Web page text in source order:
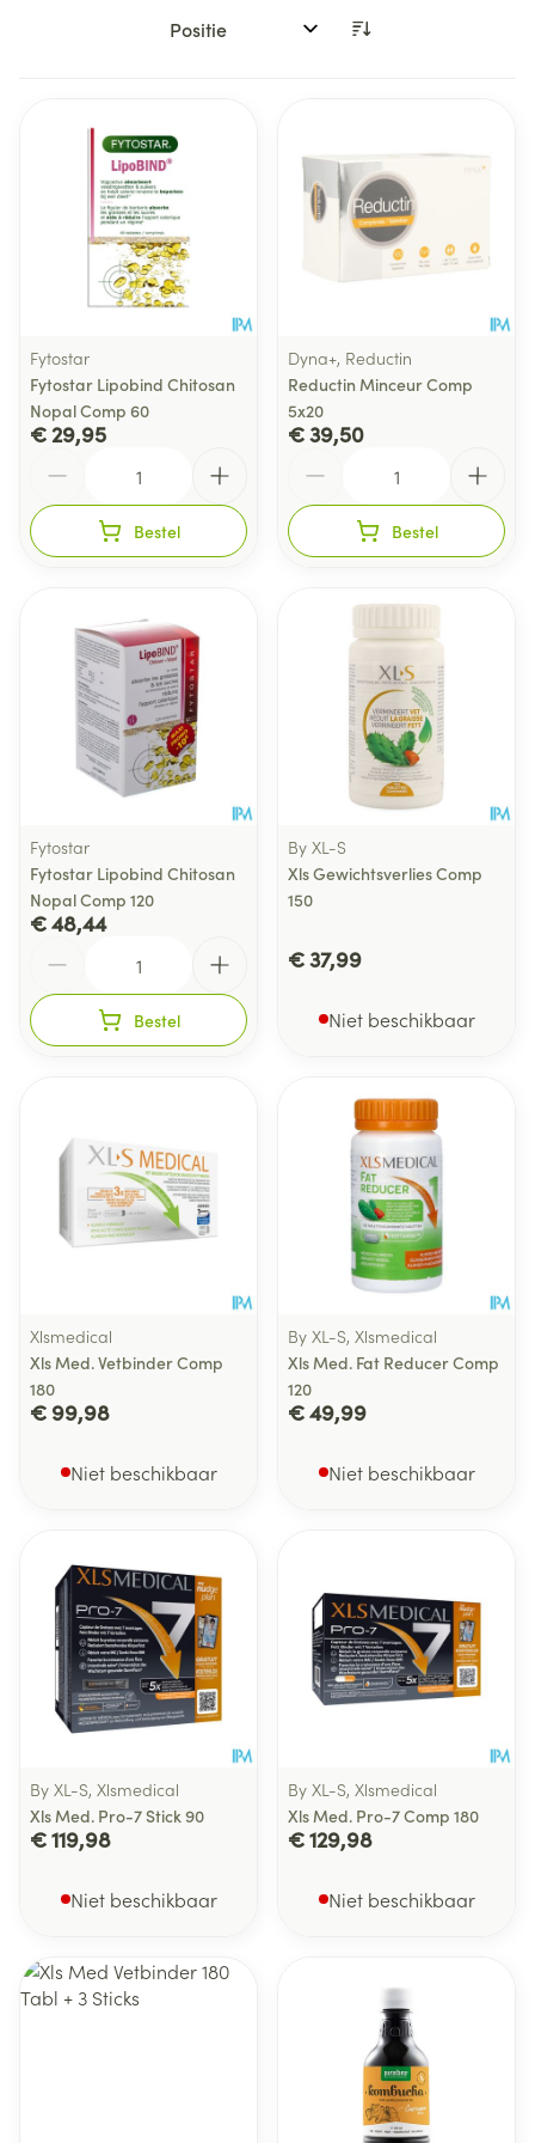
Sorteer op:
Fytostar
Fytostar Lipobind Chitosan
Nopal Comp 60
€ 29,95
Bestel
Dyna+, Reductin
Reductin Minceur Comp
5x20
€ 39,50
Bestel
Fytostar
Fytostar Lipobind Chitosan
Nopal Comp 120
€ 48,44
Bestel
By XL-S
Xls Gewichtsverlies Comp
150
€ 37,99
Niet beschikbaar
Xlsmedical
Xls Med. Vetbinder Comp
180
€ 99,98
Niet beschikbaar
By XL-S, Xlsmedical
Xls Med. Fat Reducer Comp
120
€ 49,99
Niet beschikbaar
By XL-S, Xlsmedical
Xls Med. Pro-7 Stick 90
€ 119,98
Niet beschikbaar
By XL-S, Xlsmedical
Xls Med. Pro-7 Comp 180
€ 129,98
Niet beschikbaar